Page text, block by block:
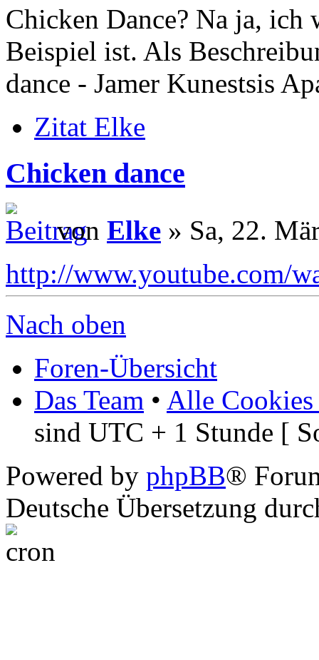
Chicken Dance? Na ja, ich
Beispiel ist. Als
dance - Jamer Kunestsis
Zitat Elke
Chicken dance
von Elke » Sa, 22.
http://www.youtube.com/
Nach oben
Foren-Übersicht
Das Team • Alle Cookies
sind UTC + 1 Stunde [
Powered by phpBB®
Deutsche Übersetzung